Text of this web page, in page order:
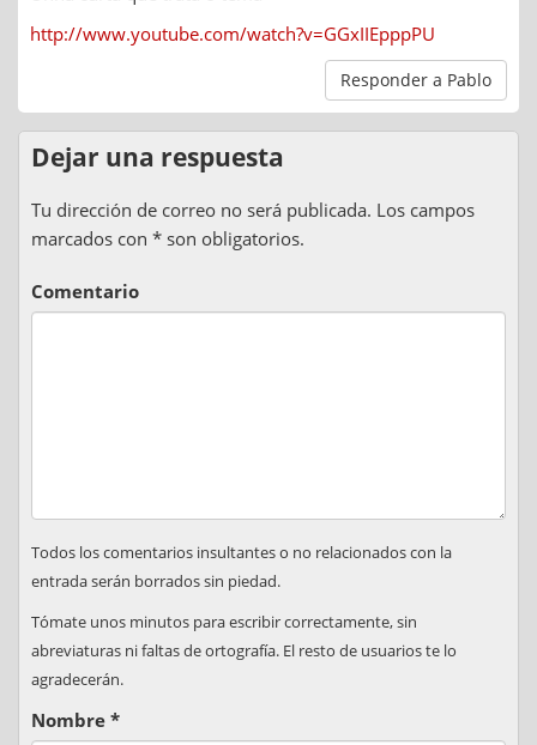
http://www.youtube.com/watch?v=GGxIIEpppPU
Responder a Pablo
Dejar una respuesta
Tu dirección de correo no será publicada. Los campos
marcados con * son obligatorios.
Comentario
Todos los comentarios insultantes o no relacionados con la
entrada serán borrados sin piedad.
Tómate unos minutos para escribir correctamente, sin
abreviaturas ni faltas de ortografía. El resto de usuarios te lo
agradecerán.
Nombre *